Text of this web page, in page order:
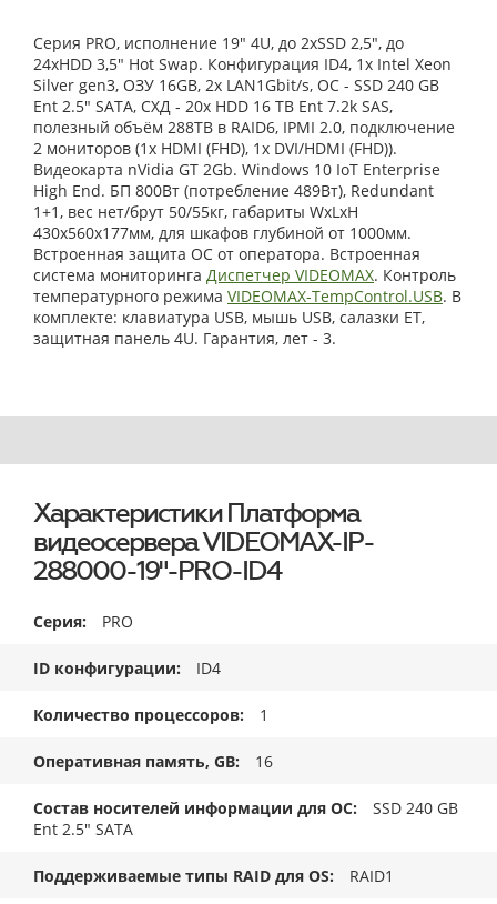
Серия PRO, исполнение 19" 4U, до 2xSSD 2,5", до
24xHDD 3,5" Hot Swap. Конфигурация ID4, 1x Intel Xeon
Silver gen3, ОЗУ 16GB, 2x LAN1Gbit/s, OС - SSD 240 GB
Ent 2.5" SATA, СХД - 20x HDD 16 TB Ent 7.2k SAS,
полезный объём 288TB в RAID6, IPMI 2.0, подключение
2 мониторов (1x HDMI (FHD), 1x DVI/HDMI (FHD)).
Видеокарта nVidia GT 2Gb. Windows 10 IoT Enterprise
High End. БП 800Вт (потребление 489Вт), Redundant
1+1, вес нет/брут 50/55кг, габариты WxLxH
430x560x177мм, для шкафов глубиной от 1000мм.
Встроенная защита ОС от оператора. Встроенная
система мониторинга Диспетчер VIDEOMAX. Контроль
температурного режима VIDEOMAX-TempControl.USB. В
комплекте: клавиатура USB, мышь USB, салазки ET,
защитная панель 4U. Гарантия, лет - 3.
Характеристики Платформа
видеосервера VIDEOMAX-IP-
288000-19"-PRO-ID4
Серия PRO
ID конфигурации ID4
Количество процессоров 1
Оперативная память, GB 16
Состав носителей информации для ОС
SSD 240 GB
Ent 2.5" SATA
Поддерживаемые типы RAID для OS RAID1